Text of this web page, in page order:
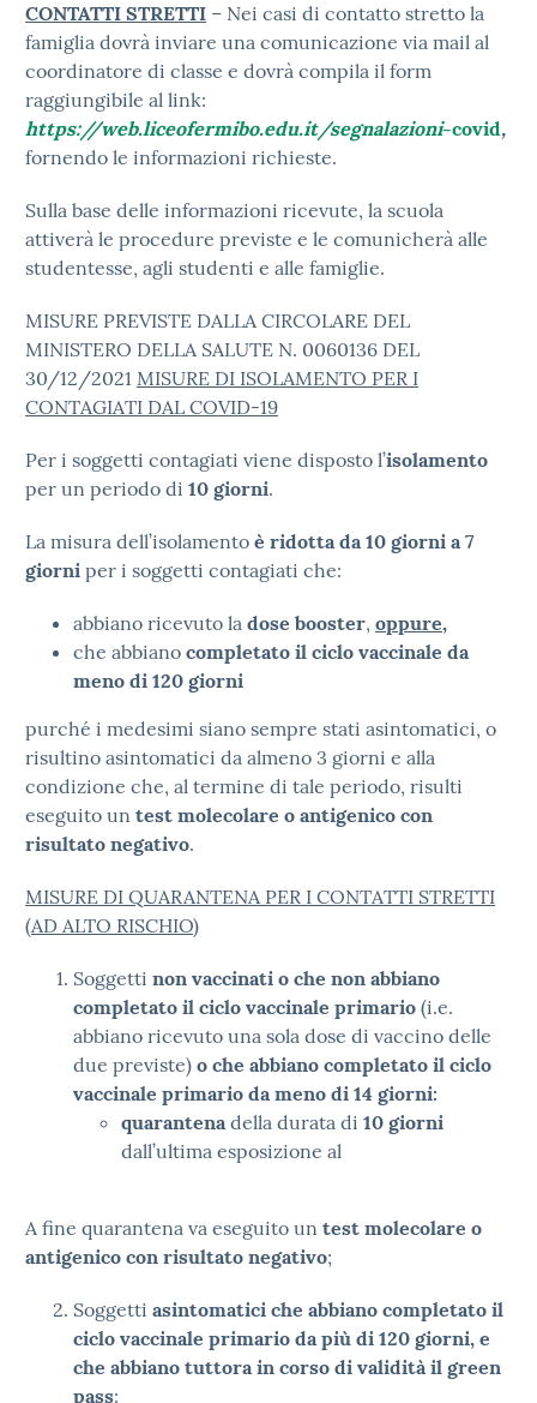
CONTATTI STRETTI – Nei casi di contatto stretto la
famiglia dovrà inviare una comunicazione via mail al
coordinatore di classe e dovrà compila il form
raggiungibile al link:
https://web.liceofermibo.edu.it/segnalazioni-covid,
fornendo le informazioni richieste.
Sulla base delle informazioni ricevute, la scuola
attiverà le procedure previste e le comunicherà alle
studentesse, agli studenti e alle famiglie.
MISURE PREVISTE DALLA CIRCOLARE DEL
MINISTERO DELLA SALUTE N. 0060136 DEL
30/12/2021 MISURE DI ISOLAMENTO PER I
CONTAGIATI DAL COVID-19
Per i soggetti contagiati viene disposto l’isolamento
per un periodo di 10 giorni.
La misura dell’isolamento è ridotta da 10 giorni a 7
giorni per i soggetti contagiati che:
abbiano ricevuto la dose booster, oppure,
che abbiano completato il ciclo vaccinale da
meno di 120 giorni
purché i medesimi siano sempre stati asintomatici, o
risultino asintomatici da almeno 3 giorni e alla
condizione che, al termine di tale periodo, risulti
eseguito un test molecolare o antigenico con
risultato negativo.
MISURE DI QUARANTENA PER I CONTATTI STRETTI
(AD ALTO RISCHIO)
Soggetti non vaccinati o che non abbiano
completato il ciclo vaccinale primario (i.e.
abbiano ricevuto una sola dose di vaccino delle
due previste) o che abbiano completato il ciclo
vaccinale primario da meno di 14 giorni:
quarantenadella durata di 10 giorni
dall’ultima esposizione al
A fine quarantena va eseguito un test molecolare o
antigenico con risultato negativo;
Soggetti asintomatici che abbiano completato il
ciclo vaccinale primario da più di 120 giorni, e
che abbiano tuttora in corso di validità il green
pass: